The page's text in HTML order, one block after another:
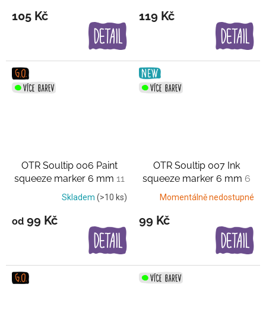
105 Kč 119 Kč
OTR Soultip 006 Paint
squeeze marker 6 mm 11
barev
Skladem (>10 ks)
od 99 Kč
OTR Soultip 007 Ink
squeeze marker 6 mm 6
barev
Momentálně nedostupné
99 Kč